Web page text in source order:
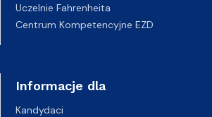
Uczelnie Fahrenheita
Centrum Kompetencyjne EZD
Informacje dla
Kandydaci